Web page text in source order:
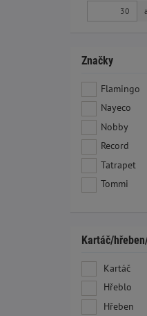
Značky
Flamingo
Nayeco
Nobby
Record
Tatrapet
Tommi
Kartáč/
Kartáč
Hřeblo
Hřeben